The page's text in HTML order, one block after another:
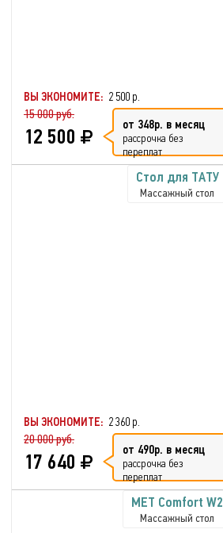
ВЫ ЭКОНОМИТЕ: 2 500 р.
15 000 руб.
12 500 от 348р. в месяц
рассрочка без
переплат
Cтол для ТАТУ
Массажный стол
ВЫ ЭКОНОМИТЕ: 2 360 р.
20 000 руб.
17 640 от 490р. в месяц
рассрочка без
переплат
MET Comfort W2
Массажный стол